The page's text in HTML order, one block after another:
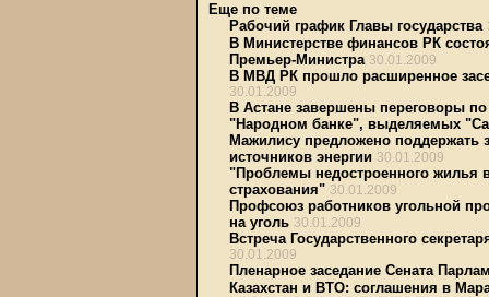
Еще по теме
Рабочий график Главы государства
В Министерстве финансов РК
Премьер-Министра 30.01.2009
В МВД РК прошло расширенное
30.01.2009
В Астане завершены переговоры
"Народном банке", выделяемых
Мажилису предложено поддержать
источников энергии 30.01.2009
"Проблемы недостроенного жилья
страхования" 30.01.2009
Профсоюз работников угольной
на уголь 30.01.2009
Встреча Государственного
30.01.2009
Пленарное заседание Сената
Казахстан и ВТО: соглашения в